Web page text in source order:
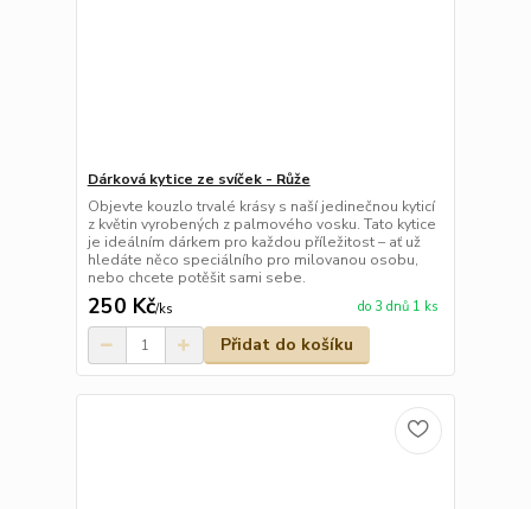
Dárková kytice ze svíček - Růže
Objevte kouzlo trvalé krásy s naší jedinečnou kyticí
z květin vyrobených z palmového vosku. Tato kytice
je ideálním dárkem pro každou příležitost – ať už
hledáte něco speciálního pro milovanou osobu,
nebo chcete potěšit sami sebe.
250 Kč/ks do 3 dnů 1 ks
Přidat do košíku